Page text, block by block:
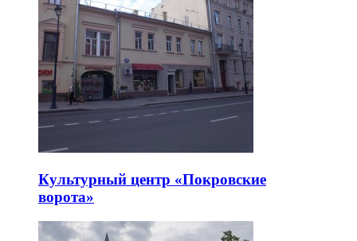
Культурный центр «Покровские
ворота»